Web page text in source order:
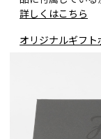
詳しくはこちら
オリジナルギフ